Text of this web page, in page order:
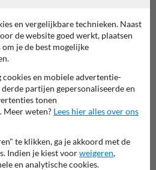
Een vergelijkbare technieken. Naast
de website goed werkt, plaatsen
je de best mogelijke
en mobiele advertentie-
partijen gepersonaliseerde en
tonen
Meer weten? Lees hier alles over ons
te klikken, ga je akkoord met de
Indien je kiest voorweigeren,
en analytische cookies.